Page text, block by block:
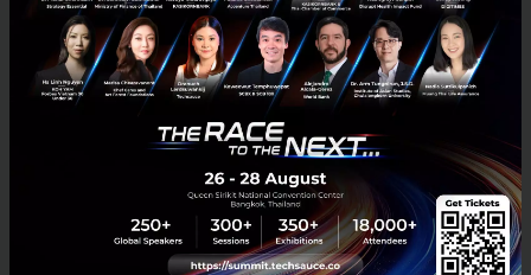
ai softbank Masayoshi Son
E-mail :contact@techsauce.co